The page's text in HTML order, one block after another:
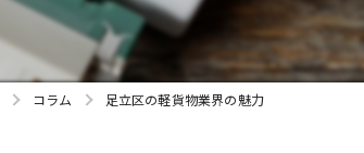
コラム 足立区の軽貨物業界の魅力